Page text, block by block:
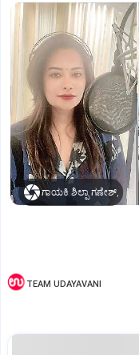
ಗಾಯಕಿ ಶಿಲ್ಪಾ ಗಣೇಶ್,
TEAM UDAYAVANI